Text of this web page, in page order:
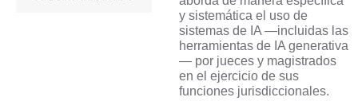
y sistemática el uso de
sistemas de IA —incluidas las
herramientas de IA generativa
— por jueces y magistrados
en el ejercicio de sus
funciones jurisdiccionales.